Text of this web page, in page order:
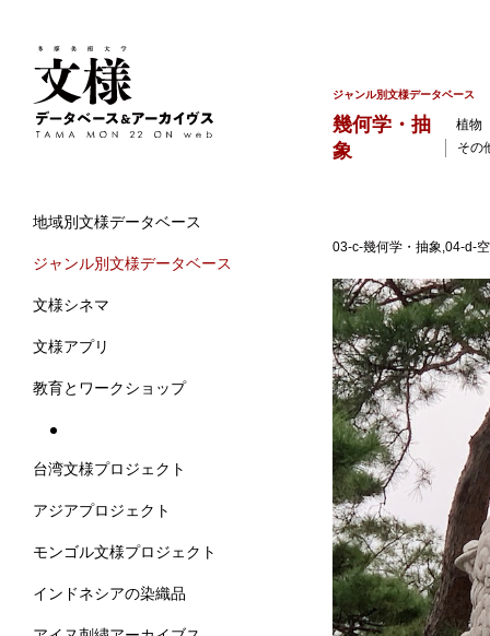
地域別文様データベース
ジャンル別文様データベース
文様シネマ
文様アプリ
教育とワークショップ
台湾文様プロジェクト
アジアプロジェクト
モンゴル文様プロジェクト
インドネシアの染織品
ジャンル別文様データベース
幾何学・抽
象
植物
その
03-c-幾何学・抽象,04-d-